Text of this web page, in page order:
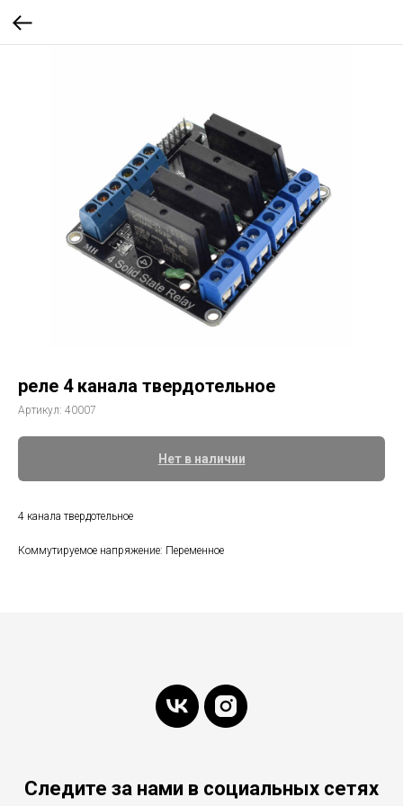
реле 4 канала твердотельное
Артикул: 40007
Нет в наличии
4 канала твердотельное
Коммутируемое напряжение: Переменное
Следите за нами в социальных сетях